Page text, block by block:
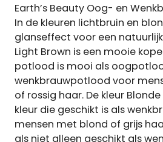
Earth’s Beauty Oog- en
In de kleuren lichtbruin en
glanseffect voor een
Light Brown is een mooie
potlood is mooi als
wenkbrauwpotlood voor
of rossig haar. De kleur
kleur die geschikt is als
mensen met blond of grijs
als niet alleen geschikt als